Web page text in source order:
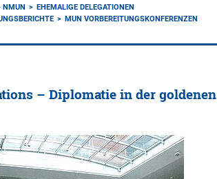
NMUN
EHEMALIGE DELEGATIONEN
MUN VORBEREITUNGSKONFERENZEN
– Diplomatie in der goldenen